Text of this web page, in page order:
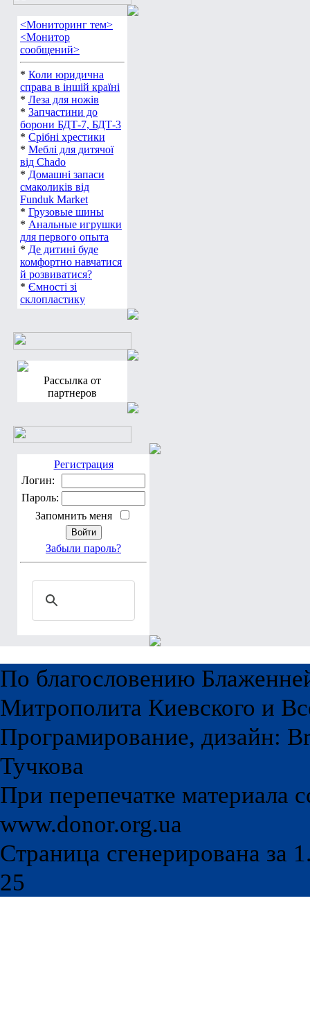
<Мониторинг тем>
<Монитор
сообщений>
* Коли юридична
справа в іншій країні
* Леза для ножів
* Запчастини до
борони БДТ-7, БДТ-3
* Срібні хрестики
* Меблі для дитячої
від Chado
* Домашні запаси
смаколиків від
Funduk Market
* Грузовые шины
* Анальные игрушки
для первого опыта
* Де дитині буде
комфортно навчатися
й розвиватися?
* Ємності зі
склопластику
Рассылка от
партнеров
Регистрация
Логин:
Пароль:
Запомнить меня
Забыли пароль?
По благословению
Митрополита Киевского и
Програмирование, дизайн:
Тучкова
При перепечатке материала
www.donor.org.ua
Страница сгенерирована за
25